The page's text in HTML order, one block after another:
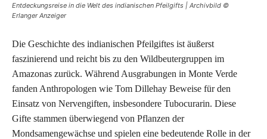
Entdeckungsreise in die Welt des indianischen Pfeilgifts | Archivbild ©
Erlanger Anzeiger
Die Geschichte des indianischen Pfeilgiftes ist äußerst
faszinierend und reicht bis zu den Wildbeutergruppen im
Amazonas zurück. Während Ausgrabungen in Monte Verde
fanden Anthropologen wie Tom Dillehay Beweise für den
Einsatz von Nervengiften, insbesondere Tubocurarin. Diese
Gifte stammen überwiegend von Pflanzen der
Mondsamengewächse und spielen eine bedeutende Rolle in der